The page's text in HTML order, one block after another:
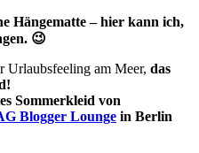
Hängematte – hier kann ich,
😉
Urlaubsfeeling am Meer, das
Sommerkleid von
Blogger Lounge in Berlin